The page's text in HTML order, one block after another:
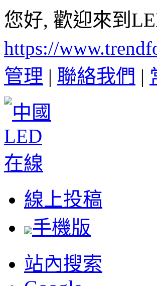
您好, 歡迎來到
https://
管理 | 聯絡我們 |
線上投稿
手機版
站內搜索